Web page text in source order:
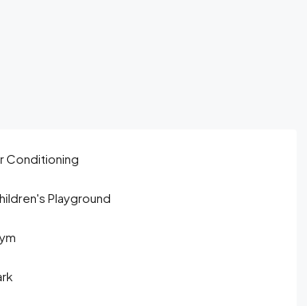
Conditioning
Playground